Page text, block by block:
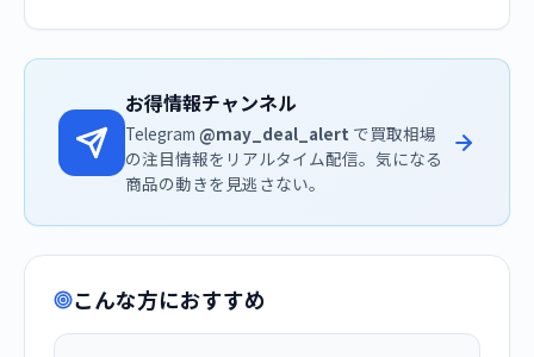
お得情報チャンネル
Telegram @may_deal_alert で買取相場
の注目情報をリアルタイム配信。気になる
商品の動きを見逃さない。
こんな方におすすめ